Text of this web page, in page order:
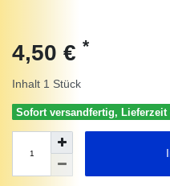
4,50 € *
Inhalt 1 Stück
Sofort versandfertig, Lieferzeit